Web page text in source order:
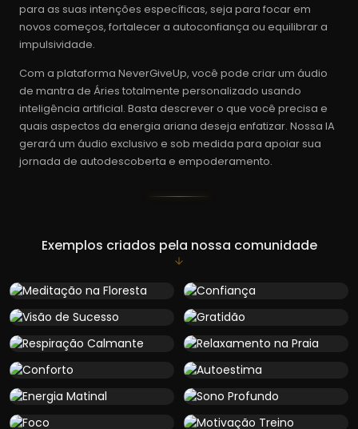
para as suas intenções específicas, seja para focar em
novos começos, fortalecer a autoconfiança ou equilibrar a
impulsividade.
Com a plataforma NeverGiveUp, você pode criar um áudio
de mantra de Áries totalmente personalizado usando
inteligência artificial. Basta descrever o que você precisa e
quais aspectos da energia ariana deseja enfatizar. Nossa IA
gerará um áudio exclusivo e sob medida para apoiar sua
jornada de autodescoberta e empoderamento.
Exemplos criados pela nossa comunidade